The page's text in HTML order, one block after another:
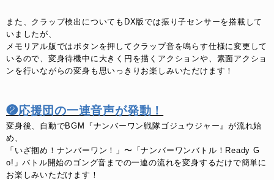
また、クラップ検出についてもDX版では振り子センサーを搭載して
いましたが、
メモリアル版ではボタンを押してクラップ音を鳴らす仕様に変更して
いるので、変身待機中に大きく円を描くアクションや、素面アクショ
ンを行いながらの変身も思いっきりお楽しみいただけます！
❷応援団の一連音声が発動！
変身後、自動でBGM『ナンバーワン戦隊ゴジュウジャー』が流れ始
め、
「いざ掴め！ナンバーワン！」〜「ナンバーワンバトル！Ready G
o!」バトル開始のゴング音までの一連の流れを変身するだけで簡単に
お楽しみいただけます！